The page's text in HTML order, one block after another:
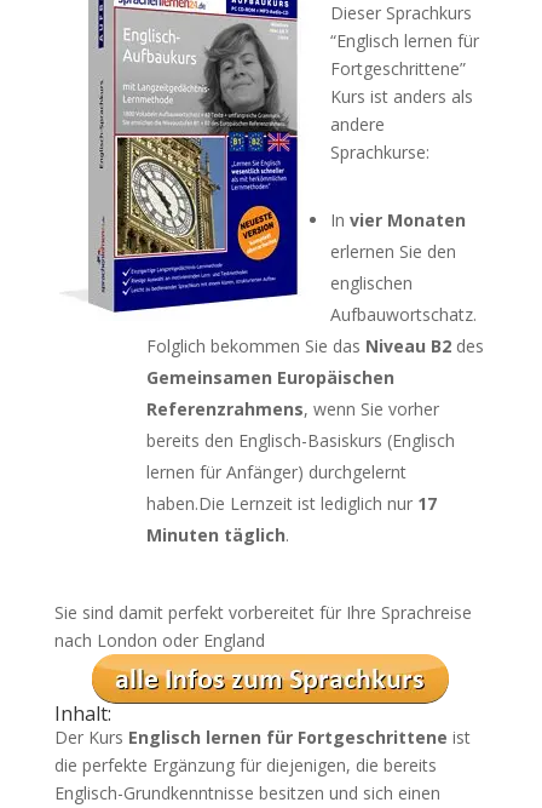
Dieser Sprachkurs
“Englisch lernen für
Fortgeschrittene”
Kurs ist anders als
andere
Sprachkurse:
In vier Monaten
erlernen Sie den
englischen
Aufbauwortschatz.
Folglich bekommen Sie das Niveau B2des
Gemeinsamen Europäischen
Referenzrahmens, wenn Sie vorher
bereits den Englisch-Basiskurs (Englisch
lernen für Anfänger) durchgelernt
haben.Die Lernzeit ist lediglich nur 17
Minuten täglich.
Sie sind damit perfekt vorbereitet für Ihre Sprachreise
nach London oder England
Inhalt:
Der Kurs Englisch lernen für Fortgeschrittene ist
die perfekte Ergänzung für diejenigen, die bereits
Englisch-Grundkenntnisse besitzen und sich einen